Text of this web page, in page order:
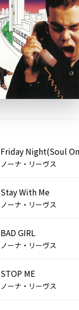
Friday Night(Soul
ノーナ・リーヴス
Stay With Me
ノーナ・リーヴス
BAD GIRL
ノーナ・リーヴス
STOP ME
ノーナ・リーヴス